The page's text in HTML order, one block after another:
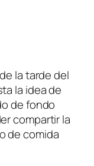
la tarde del
la idea de
de fondo
compartir la
de comida